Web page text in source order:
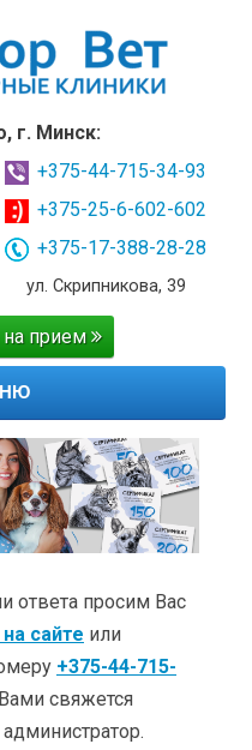
г. Минск:
+375-44-715-34-93
+375-25-6-602-602
+375-17-388-28-28
ул. Скрипникова, 39
на прием
ответа просим Вас
сайте или
+375-44-715-
свяжется